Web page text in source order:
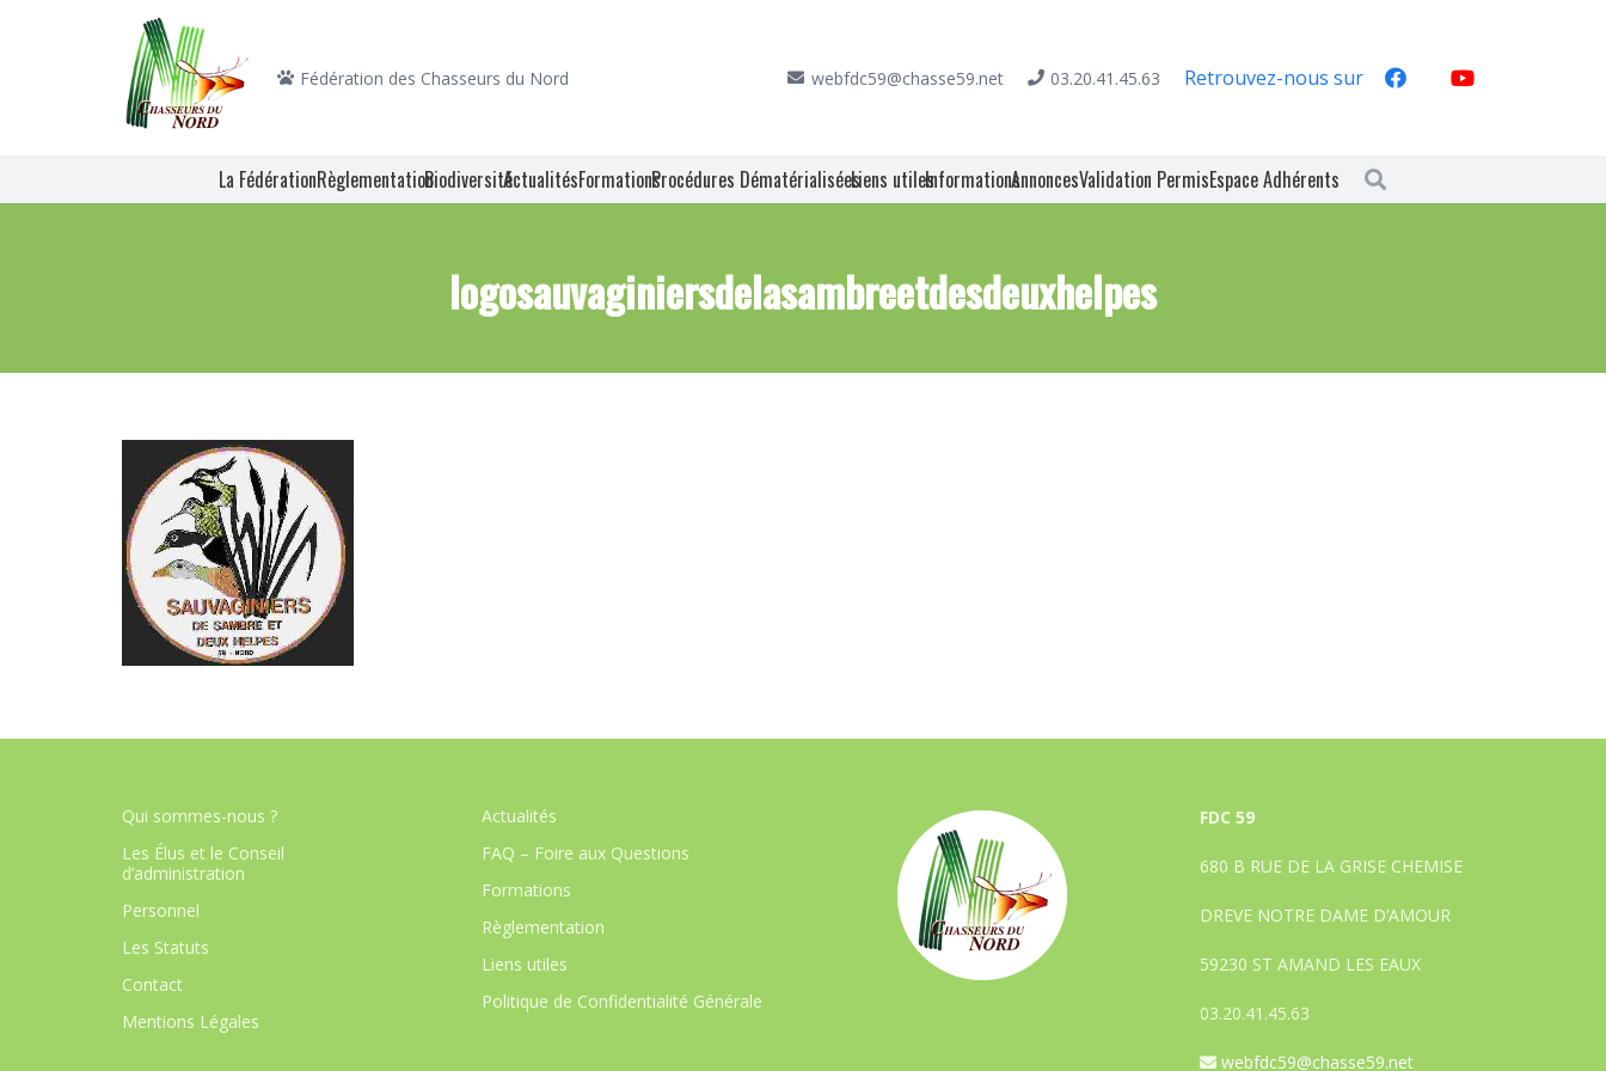
Fédération des Chasseurs du Nord webfdc59@chasse59.net 03.20.41.45.63 Retrouvez-nous sur
La FédérationRèglementationBiodiversitéActualitésFormationsProcédures DématérialiséesLiens utilesInformationsAnnoncesValidation PermisEspace Adhérents
logosauvaginiersdelasambreetdesdeuxhelpes
Qui sommes-nous ?
Les Élus et le Conseil
d’administration
Personnel
Les Statuts
Contact
Mentions Légales
Actualités
FAQ – Foire aux Questions
Formations
Règlementation
Liens utiles
Politique de Confidentialité Générale
FDC 59
680 B RUE DE LA GRISE CHEMISE
DREVE NOTRE DAME D’AMOUR
59230 ST AMAND LES EAUX
03.20.41.45.63
webfdc59@chasse59.net